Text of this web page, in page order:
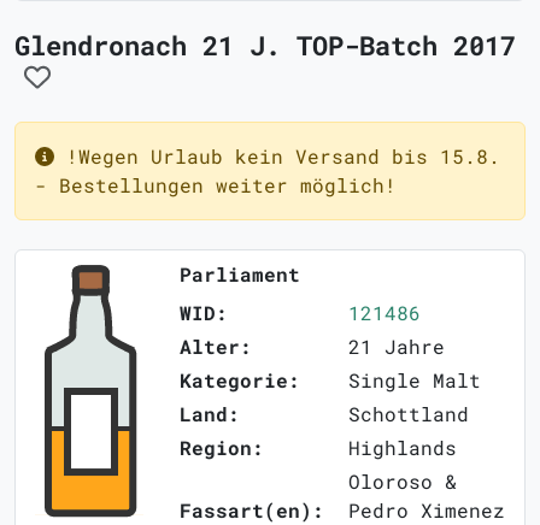
Glendronach 21 J. TOP-Batch 2017
!Wegen Urlaub kein Versand bis 15.8.
- Bestellungen weiter möglich!
Parliament
WID:
121486
Alter:
21 Jahre
Kategorie:
Single Malt
Land:
Schottland
Region:
Highlands
Fassart(en):
Oloroso &
Pedro Ximenez